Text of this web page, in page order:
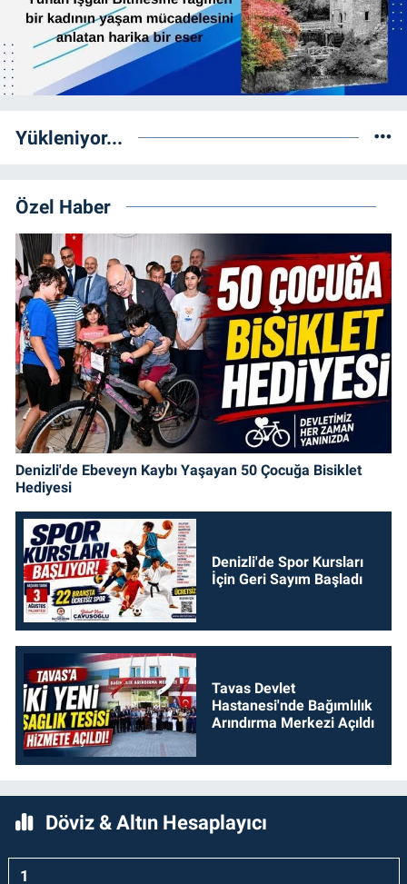
Yükleniyor...
Özel Haber
Denizli'de Ebeveyn Kaybı Yaşayan 50 Çocuğa Bisiklet
Hediyesi
Denizli'de Spor Kursları
İçin Geri Sayım Başladı
Tavas Devlet
Hastanesi'nde Bağımlılık
Arındırma Merkezi Açıldı
Döviz & Altın Hesaplayıcı